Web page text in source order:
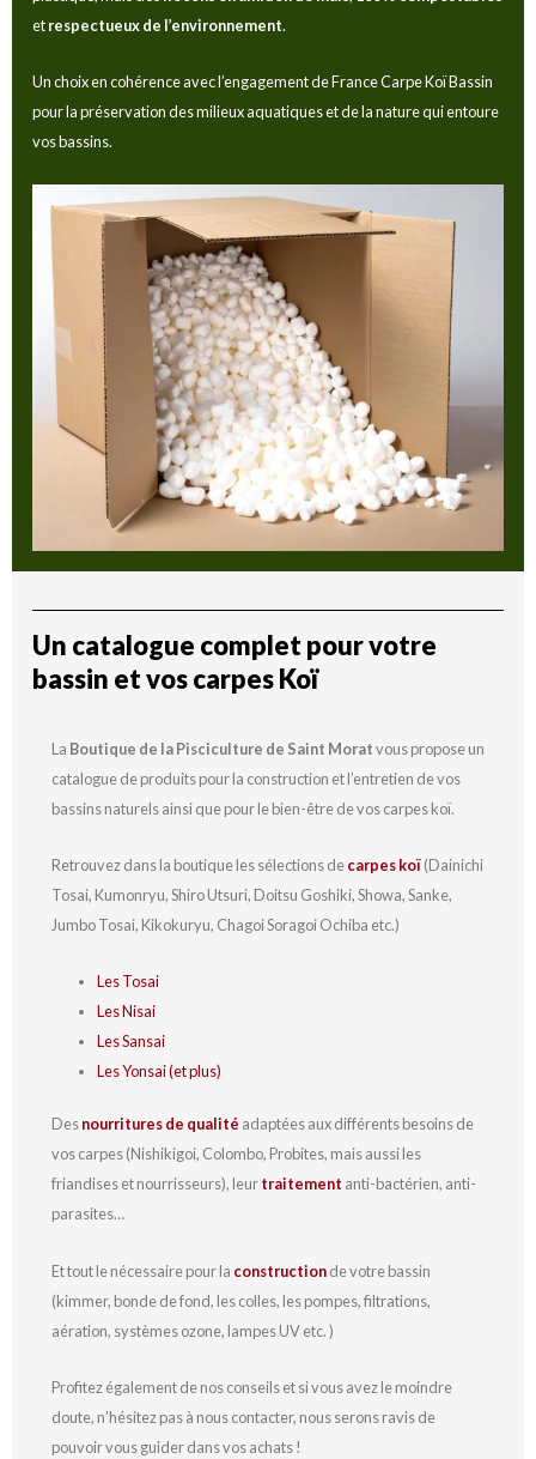
etrespectueux de l’environnement.
Un choix en cohérence avec l’engagement de France Carpe Koï Bassin
pour la préservation des milieux aquatiques et de la nature qui entoure
vos bassins.
Un catalogue complet pour votre
bassin et vos carpes Koï
La Boutique de la Pisciculture de Saint Moratvous propose un
catalogue de produits pour la construction et l’entretien de vos
bassins naturels ainsi que pour le bien-être de vos carpes koï.
Retrouvez dans la boutique les sélections decarpes koï(Dainichi
Tosai, Kumonryu, Shiro Utsuri, Doitsu Goshiki, Showa, Sanke,
Jumbo Tosai, Kikokuryu, Chagoi Soragoi Ochiba etc.)
Les Tosai
Les Nisai
Les Sansai
Les Yonsai (et plus)
Desnourritures de qualité adaptées aux différents besoins de
vos carpes (Nishikigoi, Colombo, Probites, mais aussi les
friandises et nourrisseurs), leurtraitement anti-bactérien, anti-
parasites…
Et tout le nécessaire pour la constructionde votre bassin
(kimmer, bonde de fond, les colles, les pompes, filtrations,
aération, systèmes ozone, lampes UV etc. )
Profitez également de nos conseils et si vous avez le moindre
doute, n’hésitez pas à nous contacter, nous serons ravis de
pouvoir vous guider dans vos achats !